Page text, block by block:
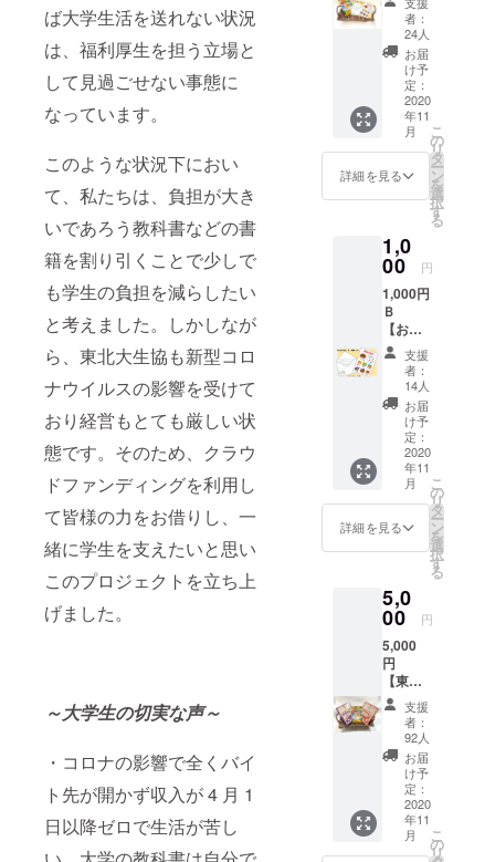
ば大学生活を送れない状況
は、福利厚生を担う立場と
して見過ごせない事態に
なっています。
このような状況下におい
て、私たちは、負担が大き
いであろう教科書などの書
籍を割り引くことで少しで
も学生の負担を減らしたい
と考えました。しかしなが
ら、東北大生協も新型コロ
ナウイルスの影響を受けて
おり経営もとても厳しい状
態です。そのため、クラウ
ドファンディングを利用し
て皆様の力をお借りし、一
緒に学生を支えたいと思い
このプロジェクトを立ち上
げました。
～大学生の切実な声～
・コロナの影響で全くバイ
ト先が開かず収入が 4 月 1
日以降ゼロで生活が苦し
員の願いや
要求を大切
にし、時代
の変化に合
わせて豊か
なキャンパ
スライフを
生み出すた
めに幅広い
行っていま
定つぶ
グミ
セッ
ト！】
・お礼
のお手
紙 ・食
堂の味
を再
現！人
気の食
堂レシ
学生に
も人気
の大学
生協限
定つぶ
グミ１
つ 大学
生協の
購買店
限定で
販売し
ている
大学生
に人気
のつぶ
グミの
セット
者：
24人
お届
け予
定：
2020
年11
月
詳細を見る
こ
の
リ
タ
ー
ン
を
選
択
す
る
1,0
00 円
1,000円
Ｂ
【お礼
のお手
紙＋食
堂レシ
ピ】 ・
お礼の
お手紙
・食堂
の味を
再現！
人気の
食堂レ
シピ リ
ターン
不要の
方向け
プラン
です！
支援
者：
14人
お届
け予
定：
2020
年11
月
詳細を見る
こ
の
リ
タ
ー
ン
を
選
択
す
る
5,0
00 円
5,000
円
【東北
大生協
カレー
セッ
ト！
①】 ・
お礼の
お手紙
・食堂
の味を
再現！
支援
者：
92人
お届
け予
定：
2020
年11
月
こ
の
リ